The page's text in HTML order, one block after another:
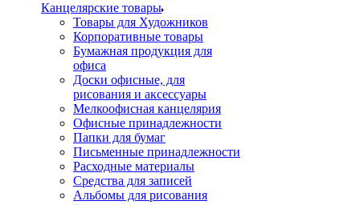
Канцелярские товары
Товары для Художников
Корпоративные товары
Бумажная продукция для
офиса
Доски офисные, для
рисования и аксессуары
Мелкоофисная канцелярия
Офисные принадлежности
Папки для бумаг
Письменные принадлежности
Расходные материалы
Средства для записей
Альбомы для рисования